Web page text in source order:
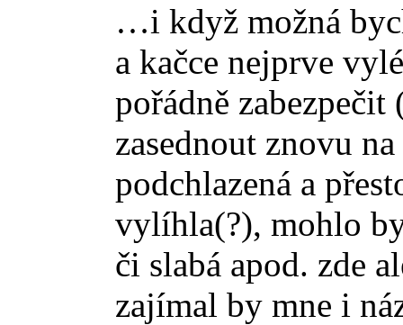
…i když možná
a kačce nejprve
pořádně
zasednout znovu
podchlazená a
vylíhla(?), mohlo
či slabá apod. zde
zajímal by mne i